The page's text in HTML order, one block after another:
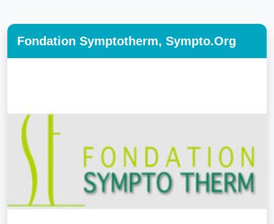
Fondation Symptotherm, Sympto.org